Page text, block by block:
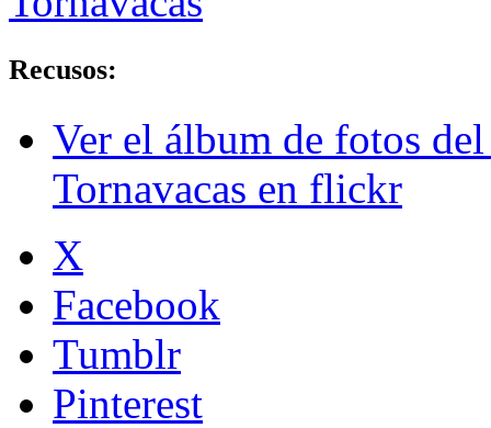
Recusos:
Ver el álbum de fotos
Tornavacas en flickr
X
Facebook
Tumblr
Pinterest